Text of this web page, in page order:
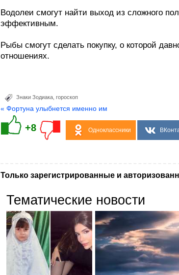
Водолеи смогут найти выход из сложного
эффективным.
Рыбы смогут сделать покупку, о которой
отношениях.
Знаки Зодиака гороскоп
« Фортуна улыбнется именно им
+8 Одноклассники
Только зарегистрированные и
Тематические новости